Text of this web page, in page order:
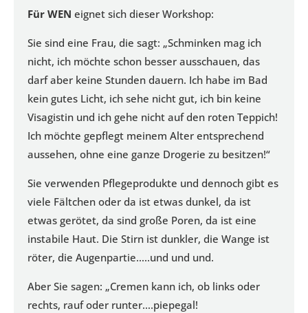
Für WEN eignet sich dieser Workshop:
Sie sind eine Frau, die sagt: „Schminken mag ich
nicht, ich möchte schon besser ausschauen, das
darf aber keine Stunden dauern. Ich habe im Bad
kein gutes Licht, ich sehe nicht gut, ich bin keine
Visagistin und ich gehe nicht auf den roten Teppich!
Ich möchte gepflegt meinem Alter entsprechend
aussehen, ohne eine ganze Drogerie zu besitzen!“
Sie verwenden Pflegeprodukte und dennoch gibt es
viele Fältchen oder da ist etwas dunkel, da ist
etwas gerötet, da sind große Poren, da ist eine
instabile Haut. Die Stirn ist dunkler, die Wange ist
röter, die Augenpartie…..und und und.
Aber Sie sagen: „Cremen kann ich, ob links oder
rechts, rauf oder runter….piepegal!